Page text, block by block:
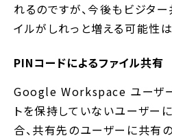
れるのですが、今後もビジタ
イルがしれっと増える可能性
PINコードによるファイル共有
Google Workspace ユーザ
トを保持していないユーザー
合、共有先のユーザーに共有